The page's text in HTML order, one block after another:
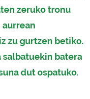
zeruko tronu
aurrean
zu gurtzen betiko.
salbatuekin batera
dut ospatuko.